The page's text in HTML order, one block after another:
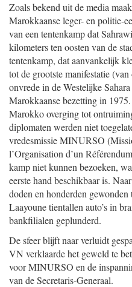
Zoals bekend uit de media
Marokkaanse leger- en politie-
van een tentenkamp dat
kilometers ten oosten van de
tentenkamp, dat aanvankelijk
tot de grootste manifestatie
onvrede in de Westelijke
Marokkaanse bezetting in
Marokko overging tot
diplomaten werden niet
vredesmissie MINURSO
l’Organisation d’un
kamp niet kunnen bezoeken,
eerste hand beschikbaar is.
doden en honderden
Laayoune tientallen auto’s in
bankfilialen geplunderd.
De sfeer blijft naar verluidt
VN verklaarde het geweld te
voor MINURSO en de
van de Secretaris-Generaal.